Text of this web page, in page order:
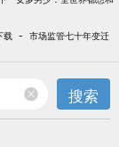
载 - 市场监管七十年变迁
搜索